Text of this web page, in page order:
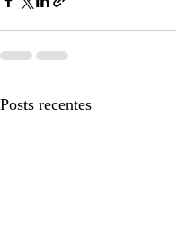
Posts recentes